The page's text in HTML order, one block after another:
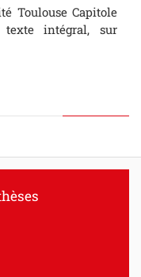
Toulouse Capitole
intégral, sur